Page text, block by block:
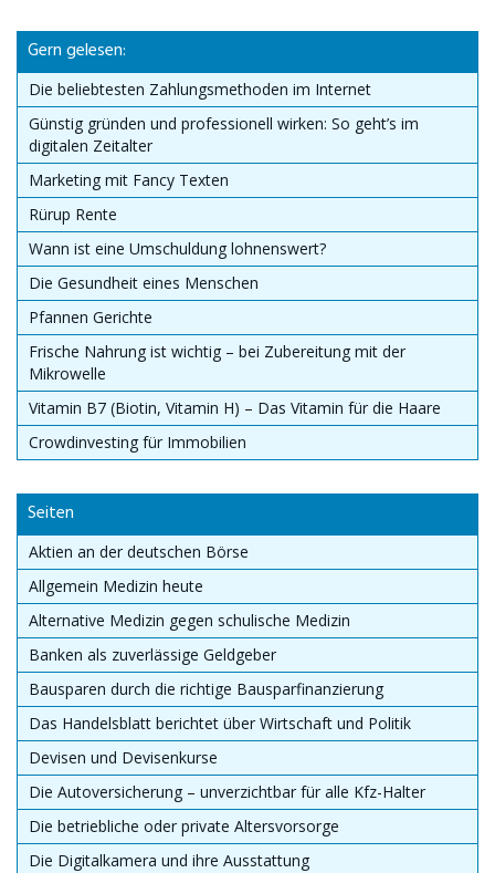
Gern gelesen:
Die beliebtesten Zahlungsmethoden im Internet
Günstig gründen und professionell wirken: So geht’s im
digitalen Zeitalter
Marketing mit Fancy Texten
Rürup Rente
Wann ist eine Umschuldung lohnenswert?
Die Gesundheit eines Menschen
Pfannen Gerichte
Frische Nahrung ist wichtig – bei Zubereitung mit der
Mikrowelle
Vitamin B7 (Biotin, Vitamin H) – Das Vitamin für die Haare
Crowdinvesting für Immobilien
Seiten
Aktien an der deutschen Börse
Allgemein Medizin heute
Alternative Medizin gegen schulische Medizin
Banken als zuverlässige Geldgeber
Bausparen durch die richtige Bausparfinanzierung
Das Handelsblatt berichtet über Wirtschaft und Politik
Devisen und Devisenkurse
Die Autoversicherung – unverzichtbar für alle Kfz-Halter
Die betriebliche oder private Altersvorsorge
Die Digitalkamera und ihre Ausstattung